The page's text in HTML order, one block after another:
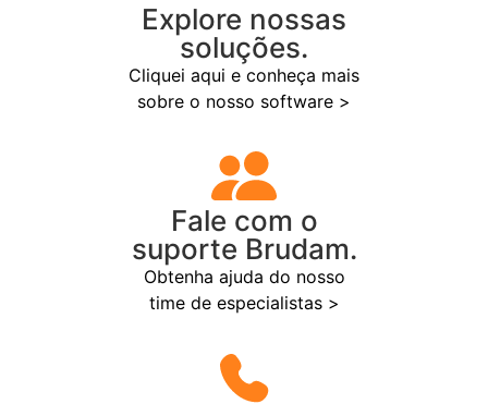
Explore nossas
soluções.
Cliquei aqui e conheça mais
sobre o nosso software >
Fale com o
suporte Brudam.
Obtenha ajuda do nosso
time de especialistas >